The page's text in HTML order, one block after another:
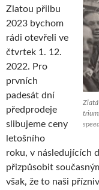
Zlatou přilbu
2023 bychom
rádi otevřeli ve
čtvrtek 1. 12.
2022. Pro
prvních
padesát dní
předprodeje
slibujeme ceny
letošního
roku, v následujících
přizpůsobit
však, že to naši